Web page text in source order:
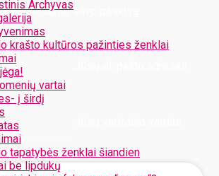
Archyvas
krašto kultūros pažinties ženklai
vartai
į širdį
tapatybės ženklai šiandien
be lipdukų
savo paskyrą